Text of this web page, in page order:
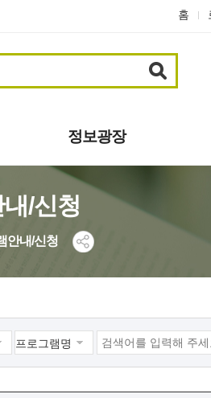
홈
정보광장
공지사항
추천도서
자주하는질문
묻고답하기
보도자료
시설대관 안내
/신청
안내/신청